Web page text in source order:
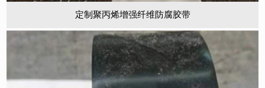
定制聚丙烯增强纤维防腐胶带